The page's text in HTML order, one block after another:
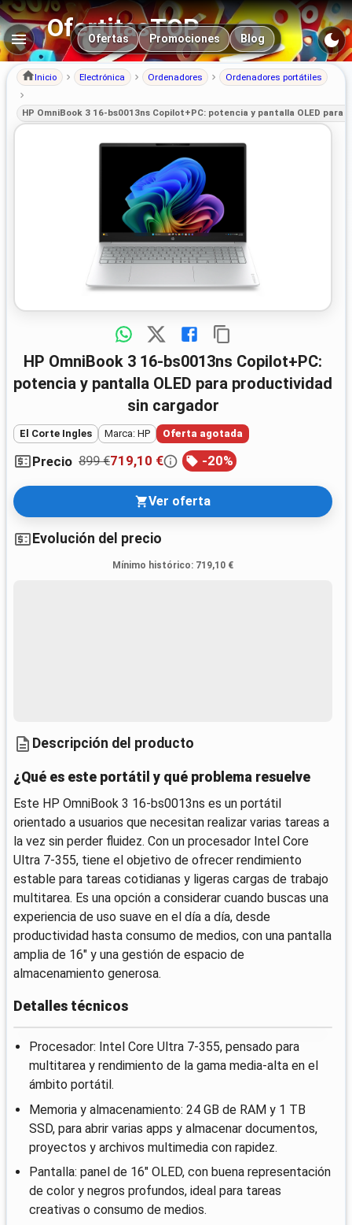
OfertitasTOP
Navegación principal
Ofertas Promociones Blog
Inicio Electrónica Ordenadores Ordenadores portátiles
HP OmniBook 3 16-bs0013ns Copilot+PC: potencia y pantalla OLED para
HP OmniBook 3 16-bs0013ns Copilot+PC:
potencia y pantalla OLED para productividad
sin cargador
El Corte Ingles Marca: HP Oferta agotada
Precio 899 €719,10 € -20%
Ver oferta
Evolución del precio
Mínimo histórico: 719,10 €
Descripción del producto
¿Qué es este portátil y qué problema resuelve
Este HP OmniBook 3 16-bs0013ns es un portátil
orientado a usuarios que necesitan realizar varias tareas a
la vez sin perder fluidez. Con un procesador Intel Core
Ultra 7-355, tiene el objetivo de ofrecer rendimiento
estable para tareas cotidianas y ligeras cargas de trabajo
multitarea. Es una opción a considerar cuando buscas una
experiencia de uso suave en el día a día, desde
productividad hasta consumo de medios, con una pantalla
amplia de 16" y una gestión de espacio de
almacenamiento generosa.
Detalles técnicos
Procesador: Intel Core Ultra 7-355, pensado para
multitarea y rendimiento de la gama media-alta en el
ámbito portátil.
Memoria y almacenamiento: 24 GB de RAM y 1 TB
SSD, para abrir varias apps y almacenar documentos,
proyectos y archivos multimedia con rapidez.
Pantalla: panel de 16" OLED, con buena representación
de color y negros profundos, ideal para tareas
creativas o consumo de medios.